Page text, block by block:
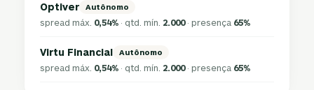
Optiver Autônomo
spread máx. 0,54% · qtd. mín. 2.000· presença 65%
Virtu Financial Autônomo
spread máx. 0,54% · qtd. mín. 2.000· presença 65%